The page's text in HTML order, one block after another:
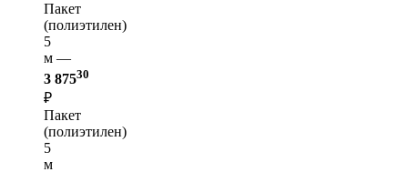
Пакет
(полиэтилен)
5
м —
3 87530
₽
Пакет
(полиэтилен)
5
м